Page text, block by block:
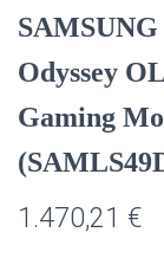
Odyssey
Gaming
1.470,21 €